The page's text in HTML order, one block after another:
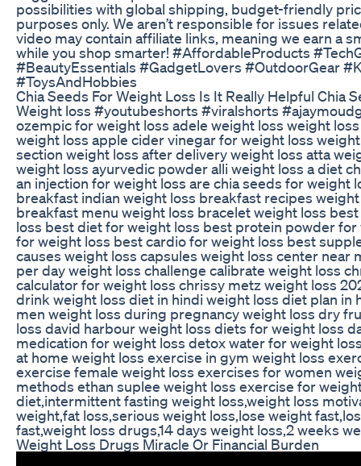
possibilities with global shipping, budget-friendly
purposes only. We aren’t responsible for issues
video may contain affiliate links, meaning we earn a
while you shop smarter! #AffordableProducts
#BeautyEssentials #GadgetLovers #OutdoorGear
#ToysAndHobbies
Chia Seeds For Weight Loss Is It Really Helpful Chia
Weight loss #youtubeshorts #viralshorts
ozempic for weight loss adele weight loss weight
weight loss apple cider vinegar for weight loss
section weight loss after delivery weight loss atta
weight loss ayurvedic powder alli weight loss a diet
an injection for weight loss are chia seeds for
breakfast indian weight loss breakfast recipes
breakfast menu weight loss bracelet weight loss
loss best diet for weight loss best protein powder
for weight loss best cardio for weight loss best
causes weight loss capsules weight loss center
per day weight loss challenge calibrate weight loss
calculator for weight loss chrissy metz weight loss
drink weight loss diet in hindi weight loss diet plan
men weight loss during pregnancy weight loss dry
loss david harbour weight loss diets for weight loss
medication for weight loss detox water for weight
at home weight loss exercise in gym weight loss
exercise female weight loss exercises for women
methods ethan suplee weight loss exercise for
diet,intermittent fasting weight loss,weight loss
weight,fat loss,serious weight loss,lose weight
fast,weight loss drugs,14 days weight loss,2 weeks
Weight Loss Drugs Miracle Or Financial Burden